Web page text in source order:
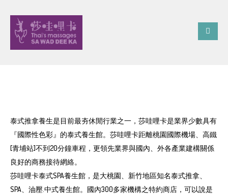
泰式推拿養生是目前最夯休閒行業之一，莎哇哩卡是業界少數具有
『國際性色彩』的泰式養生館。莎哇哩卡距離桃園國際機場、高鐵
[青埔站]不到20分鐘車程，更領先業界與國內、外各產業建構關係
良好的商務接待網絡。
莎哇哩卡泰式SPA養生館，是大桃園、新竹地區知名泰式推拿、
SPA、油壓.中式養生館。國內300多家機構之特約商店，可以說是